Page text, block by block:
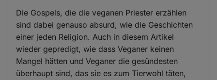
Die Gospels, die die veganen Priester erzählen
sind dabei genauso absurd, wie die Geschichten
einer jeden Religion. Auch in diesem Artikel
wieder gepredigt, wie dass Veganer keinen
Mangel hätten und Veganer die gesündesten
überhaupt sind, das sie es zum Tierwohl täten,